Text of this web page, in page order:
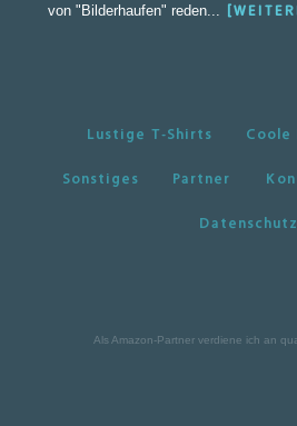
von "Bilderhaufen" reden...
Lustige T-Shirts Coole
Sonstiges Partner
Datenschutz
Als Amazon-Partner verdiene ich an